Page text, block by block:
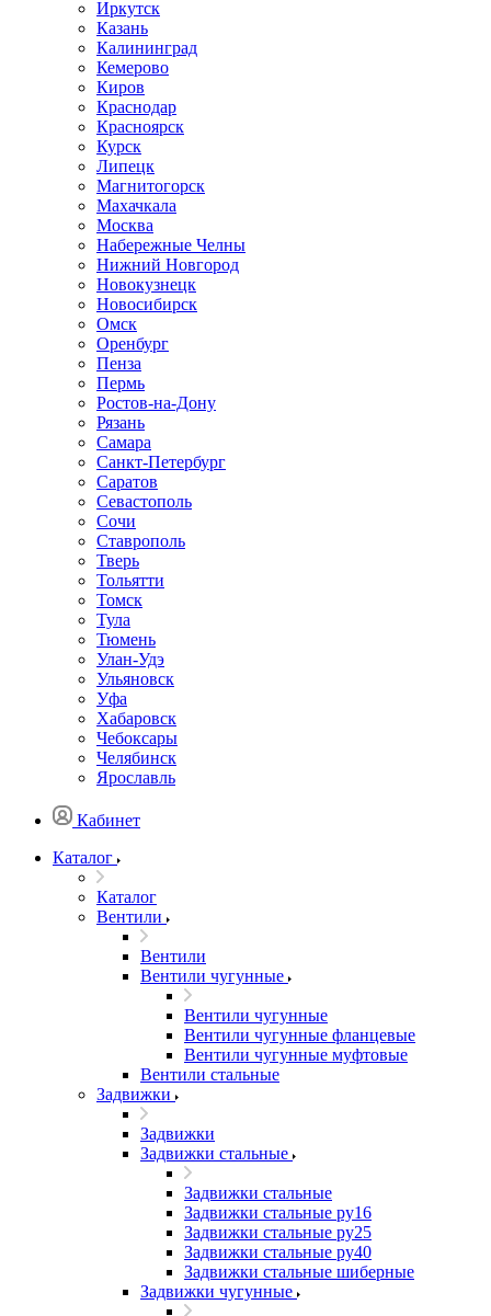
Иркутск
Казань
Калининград
Кемерово
Киров
Краснодар
Красноярск
Курск
Липецк
Магнитогорск
Махачкала
Москва
Набережные Челны
Нижний Новгород
Новокузнецк
Новосибирск
Омск
Оренбург
Пенза
Пермь
Ростов-на-Дону
Рязань
Самара
Санкт-Петербург
Саратов
Севастополь
Сочи
Ставрополь
Тверь
Тольятти
Томск
Тула
Тюмень
Улан-Удэ
Ульяновск
Уфа
Хабаровск
Чебоксары
Челябинск
Ярославль
Кабинет
Каталог
Каталог
Вентили
Вентили
Вентили чугунные
Вентили чугунные
Вентили чугунные фланцевые
Вентили чугунные муфтовые
Вентили стальные
Задвижки
Задвижки
Задвижки стальные
Задвижки стальные
Задвижки стальные ру16
Задвижки стальные ру25
Задвижки стальные ру40
Задвижки стальные шиберные
Задвижки чугунные